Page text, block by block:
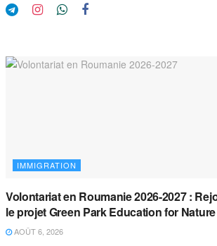
IMMIGRATION
Volontariat en Roumanie 2026-2027 :
le projet Green Park Education for Nature
AOÛT 6, 2026